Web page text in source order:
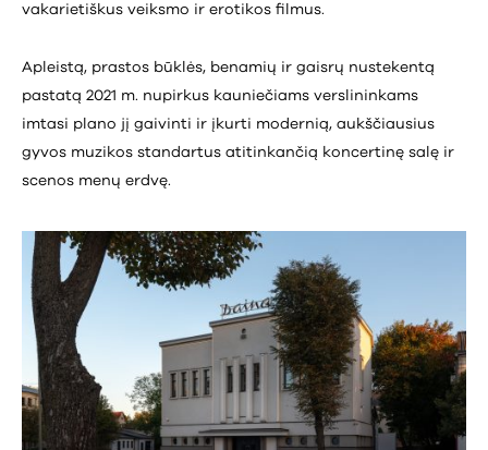
vakarietiškus veiksmo ir erotikos filmus.
Apleistą, prastos būklės, benamių ir gaisrų nustekentą
pastatą 2021 m. nupirkus kauniečiams verslininkams
imtasi plano jį gaivinti ir įkurti modernią, aukščiausius
gyvos muzikos standartus atitinkančią koncertinę salę ir
scenos menų erdvę.